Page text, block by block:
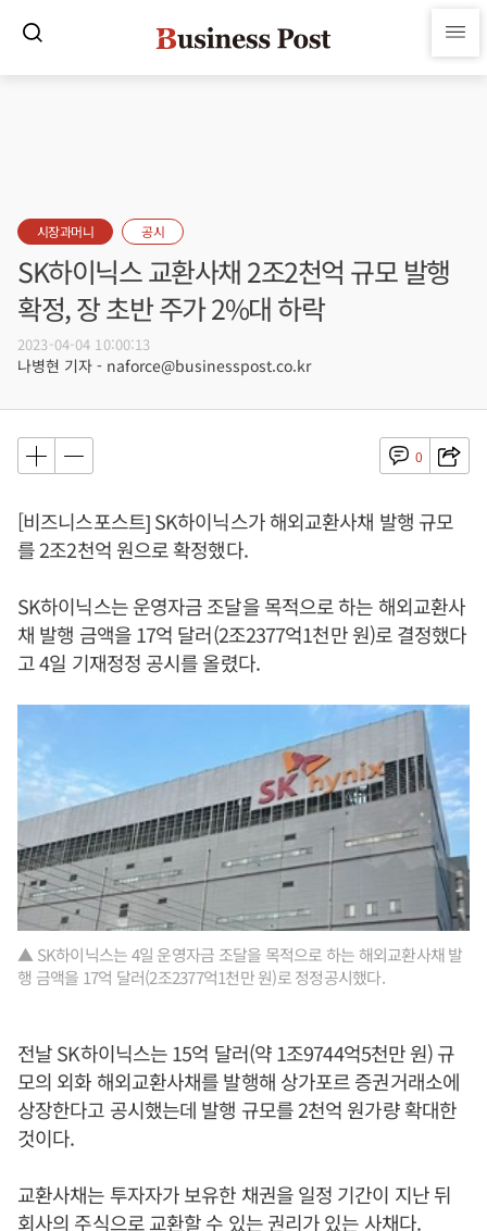
시장과머니 공시
SK하이닉스 교환사채 2조2천억 규모 발행
확정, 장 초반 주가 2%대 하락
2023-04-04 10:00:13
나병현 기자 - naforce@businesspost.co.kr
0
[비즈니스포스트] SK하이닉스가 해외교환사채 발행 규모
를 2조2천억 원으로 확정했다.
SK하이닉스는 운영자금 조달을 목적으로 하는 해외교환사
채 발행 금액을 17억 달러(2조2377억1천만 원)로 결정했다
고 4일 기재정정 공시를 올렸다.
▲ SK하이닉스는 4일 운영자금 조달을 목적으로 하는 해외교환사채 발
행 금액을 17억 달러(2조2377억1천만 원)로 정정공시했다.
전날 SK하이닉스는 15억 달러(약 1조9744억5천만 원) 규
모의 외화 해외교환사채를 발행해 상가포르 증권거래소에
상장한다고 공시했는데 발행 규모를 2천억 원가량 확대한
것이다.
교환사채는 투자자가 보유한 채권을 일정 기간이 지난 뒤
회사의 주식으로 교환할 수 있는 권리가 있는 사채다.